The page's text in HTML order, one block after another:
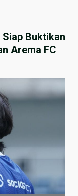
Siap Buktikan
Arema FC